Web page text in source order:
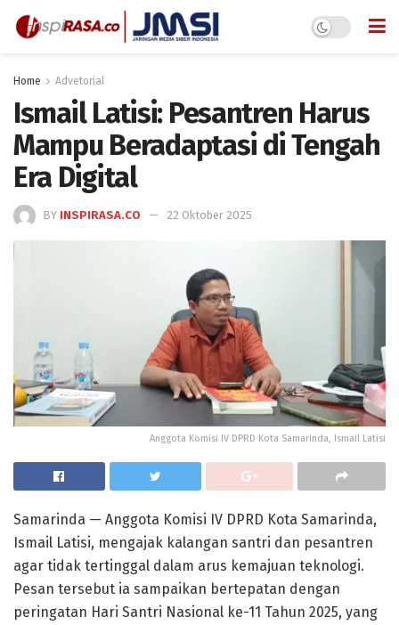
Home Advetorial
Ismail Latisi: Pesantren Harus
Mampu Beradaptasi di Tengah
Era Digital
BY INSPIRASA.CO 22 Oktober 2025
Anggota Komisi IV DPRD Kota Samarinda, Ismail Latisi
Samarinda — Anggota Komisi IV DPRD Kota Samarinda,
Ismail Latisi, mengajak kalangan santri dan pesantren
agar tidak tertinggal dalam arus kemajuan teknologi.
Pesan tersebut ia sampaikan bertepatan dengan
peringatan Hari Santri Nasional ke-11 Tahun 2025, yang